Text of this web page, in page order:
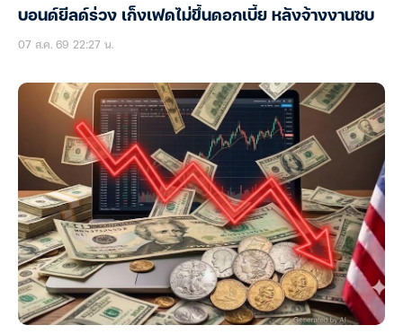
บอนด์ยีลด์ร่วง เก็งเฟดไม่ขึ้นดอกเบี้ย หลังจ้างงานซบ
07 ส.ค. 69 22:27 น.